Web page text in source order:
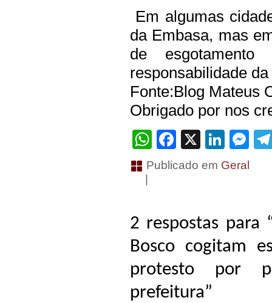
Em algumas
da Embasa, mas
de
responsabilidade
Fonte:Blog Mateus
Obrigado por nos
WhatsApp
Facebook
X
Publicado em Geral
2 respostas para
Bosco cogitam
protesto por
prefeitura”